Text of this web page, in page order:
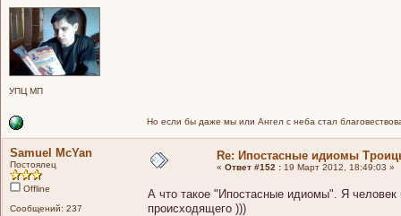
УПЦ МП
Но если бы даже мы или Ангел с неба стал
Samuel McYan
Постоялец
Offline
Сообщений: 237
Re: Ипостасные идиомы
« Ответ #152 : 19 Март 2012, 18:49:03 »
А что такое "Ипостасные идиомы". Я человек
происходящего )))